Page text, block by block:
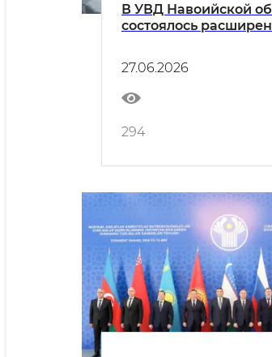
В УВД Навоийской
состоялось
27.06.2026
294